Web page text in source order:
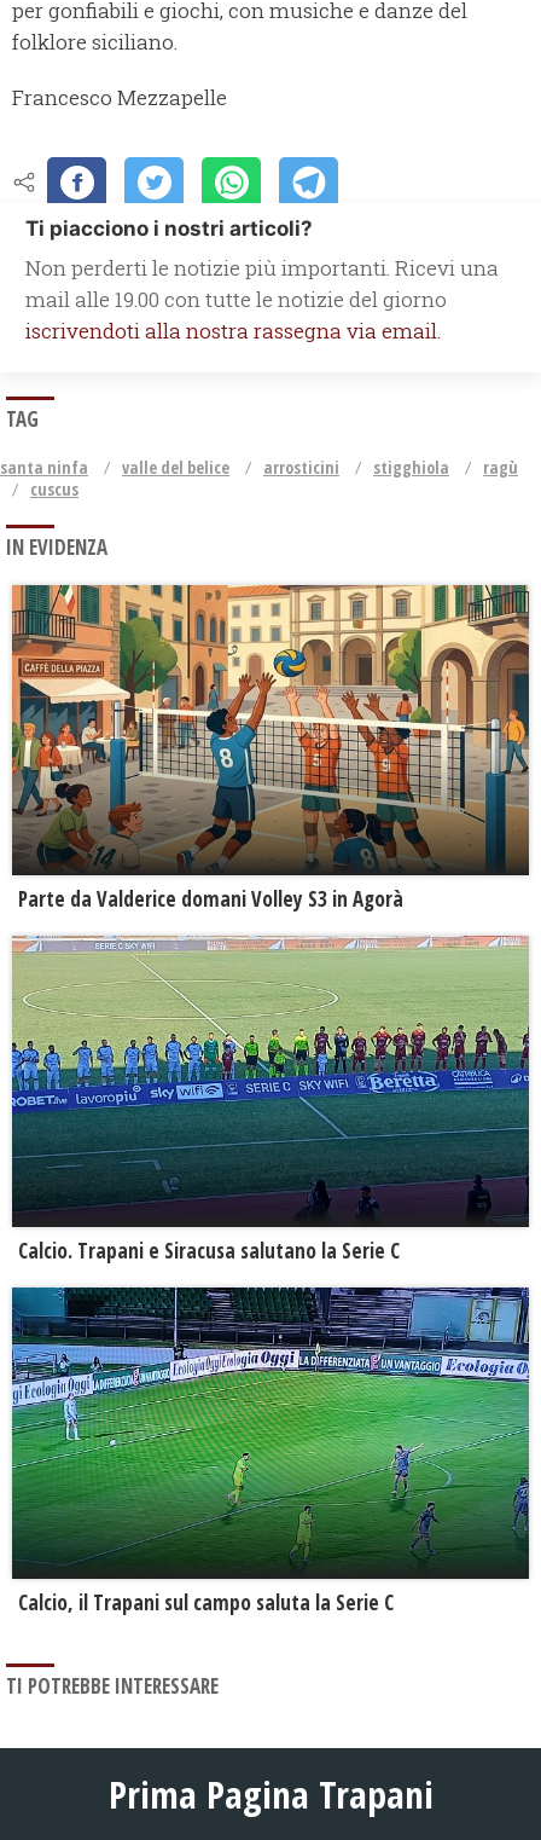
per gonfiabili e giochi, con musiche e danze del
folklore siciliano.
Francesco Mezzapelle
Ti piacciono i nostri articoli?
Non perderti le notizie più importanti. Ricevi una
mail alle 19.00 con tutte le notizie del giorno
iscrivendoti alla nostra rassegna via email.
TAG
santa ninfa valle del belice arrosticini stigghiola
ragù
cuscus
IN EVIDENZA
Parte da Valderice domani Volley S3 in Agorà
Calcio. Trapani e Siracusa salutano la Serie C
Calcio, il Trapani sul campo saluta la Serie C
TI POTREBBE INTERESSARE
Prima Pagina Trapani